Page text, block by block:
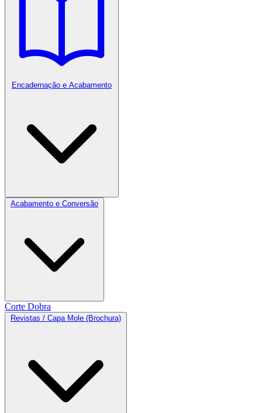
Encadernação e Acabamento
Acabamento e Conversão
Corte Dobra
Revistas / Capa Mole (Brochura)